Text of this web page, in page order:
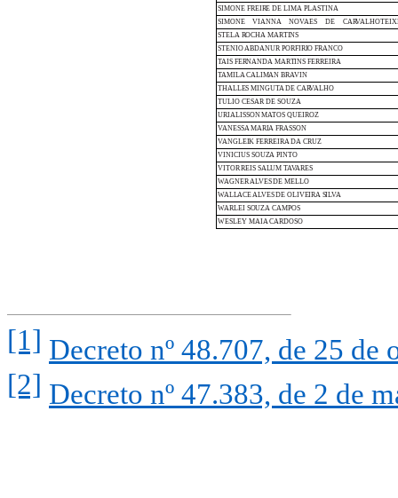
SIMONE FREIREDE LIMA PLASTINA
SIMONE
VIANNA NOVAES DE CARVALHO
STELA ROCHA MARTINS
STENIOABDANUR PORFIRIOFRANCO
TAISFERNANDA MARTINS FERREIRA
TAMILACALIMAN BRAVIN
THALLES MINGUTADE CARVALHO
TULIO CESAR DE SOUZA
URIALISSONMATOS QUEIROZ
VANESSA MARIA FRASSON
VANGLEIK FERREIRA DA CRUZ
VINICIUS SOUZA PINTO
VITORREIS SALUM TAVARES
WAGNER ALVES DE MELLO
WALLACE ALVES DE OLIVEIRA SILVA
WARLEI SOUZA CAMPOS
WESLEY MAIA CARDOSO
[1] Decreto nº 48.707, de 25 de
[2] Decreto nº 47.383, de 2 de